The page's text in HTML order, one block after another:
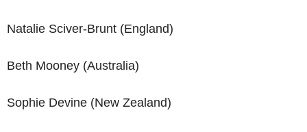
Natalie Sciver-Brunt (England)
Beth Mooney (Australia)
Sophie Devine (New Zealand)